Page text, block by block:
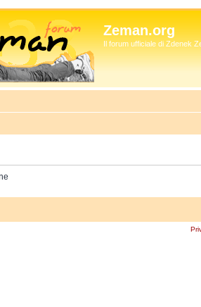
Zeman.org
Il forum ufficiale di Zdenek